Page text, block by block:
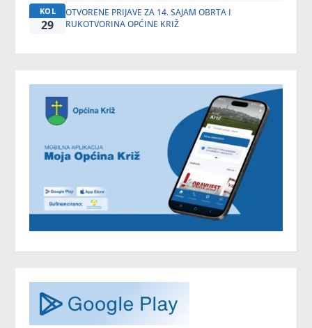
KOL
29
OTVORENE PRIJAVE ZA 14. SAJAM OBRTA I
RUKOTVORINA OPĆINE KRIŽ